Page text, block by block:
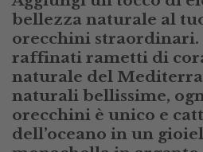
bellezza naturale al
orecchini straordinari.
raffinati rametti di
naturale del
naturali bellissime,
orecchini è unico e
dell’oceano in un